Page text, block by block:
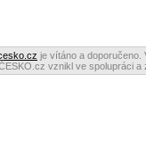
je vítáno a doporučeno.
vznikl ve spolupráci